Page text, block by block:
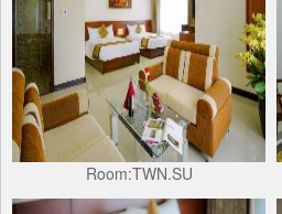
Room:TWN.SU